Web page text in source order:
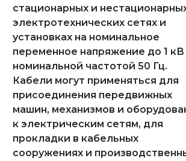
стационарных и
электротехнических сетях и
установках на номинальное
переменное напряжение до 1 кВ
номинальной частотой 50 Гц.
Кабели могут применяться для
присоединения передвижных
машин, механизмов и
к электрическим сетям, для
прокладки в кабельных
сооружениях и